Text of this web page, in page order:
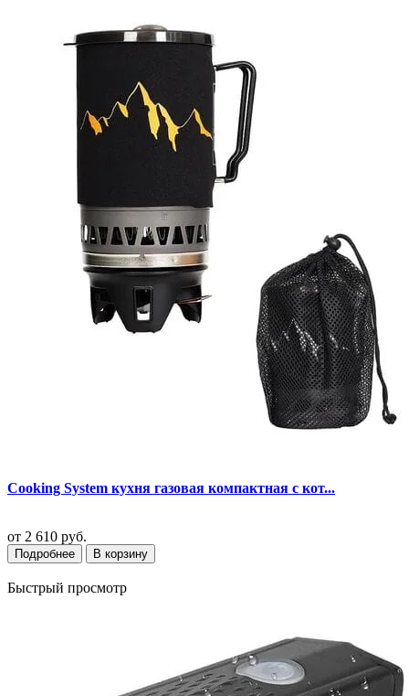
Cooking System кухня газовая компактная с кот...
от 2 610 руб.
Подробнее В корзину
Быстрый просмотр